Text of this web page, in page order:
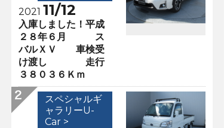
2021 11/12
入庫しました！平成
２８年６月 ス
バルＸＶ 車検受
け渡し 走行
３８０３６Ｋｍ
スペシャルギ
ャラリーU-
Car >